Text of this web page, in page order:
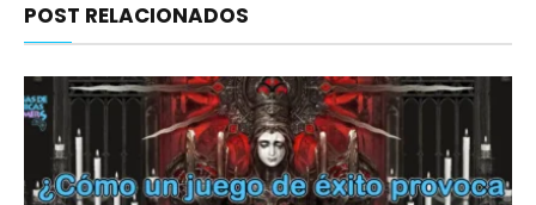
POST RELACIONADOS